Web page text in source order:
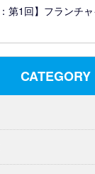
第1回】フランチ
CATEGORY